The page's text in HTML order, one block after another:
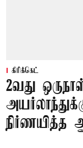
கிரிக்கெட்
2வது
நிர்ணயித்த